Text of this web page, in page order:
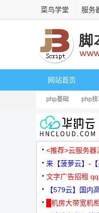
菜鸟学堂 服务
网站首页
php基础 php技
<推荐>云服务
来【菠萝云】-
文字广告招租
【579云】国内
元
█机房大带宽机